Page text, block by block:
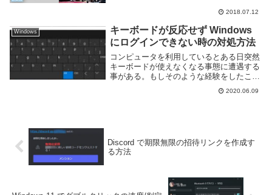
2018.07.12
Windows
キーボードが反応せず Windows
にログインできない時の対処方法
コンピュータを利用しているとある日突然
キーボードが使えなくなる事態に遭遇する
事がある。もしそのような経験をしたこと
なくても、今後発生する可能性があるかも
しれない。キーボードが利用できない原因
2020.06.09
Discord で期限無限の招待リンクを作成す
る方法